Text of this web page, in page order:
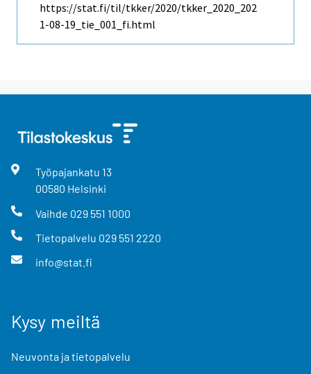
https://stat.fi/til/tkker/2020/tkker_2020_202
1-08-19_tie_001_fi.html
Työpajankatu 13
00580 Helsinki
Vaihde 029 551 1000
Tietopalvelu 029 551 2220
info@stat.fi
Kysy meiltä
Neuvonta ja tietopalvelu